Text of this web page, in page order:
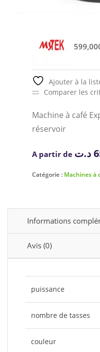
Ajouter à la
Comparer les
Machine à café
réservoir
A partir de د.ت
Catégorie : Machines à
Informations
Avis (0)
puissance
nombre de tasses
couleur